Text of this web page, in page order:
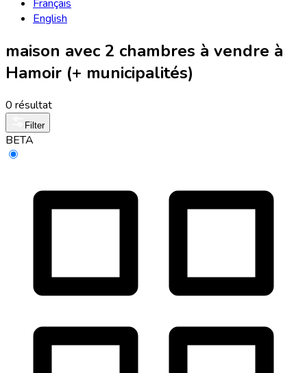
Français
English
maison avec 2 chambres à vendre à
Hamoir (+ municipalités)
0 résultat
Filter
BETA